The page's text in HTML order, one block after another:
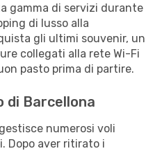
gamma di servizi durante
di lusso alla
gli ultimi souvenir, un
collegati alla rete Wi-Fi
pasto prima di partire.
di Barcellona
numerosi voli
Dopo aver ritirato i